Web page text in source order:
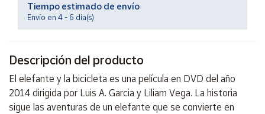
Mapa de
vendedores
Hazte
vendedor
Tiempo estimado de envío
Envío en 4 - 6 día(s)
Descripción del producto
El elefante y la bicicleta es una película en DVD del año
2014 dirigida por Luis A. Garcia y Liliam Vega. La historia
sigue las aventuras de un elefante que se convierte en